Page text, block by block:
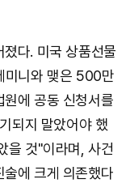
다. 미국 상품선물
미니와 맺은 500만
에 공동 신청서를
되지 말았어야 했
을 것"이라며, 사건
에 크게 의존했다